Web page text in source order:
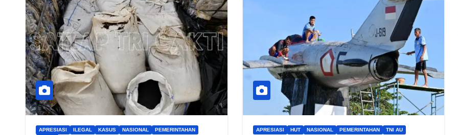
APRESIASI ILEGAL KASUS NASIONAL
PEMERINTAHAN
APRESIASI HUT NASIONAL PEMERINTAHAN TNI AU